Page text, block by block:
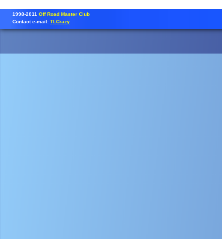
1998-2011 Off Road Master Club
Contact e-mail: TLCrazy